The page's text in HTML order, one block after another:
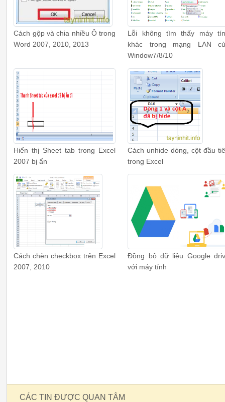
Cách gộp và chia nhiều Ô trong
Word 2007, 2010, 2013
Lỗi không tìm thấy máy
khác trong mạng LAN
Window7/8/10
Hiển thị Sheet tab trong Excel
2007 bị ẩn
Cách unhide dòng, cột đầu
trong Excel
Cách chèn checkbox trên Excel
2007, 2010
Đồng bộ dữ liệu Google
với máy tính
CÁC TIN ĐƯỢC QUAN TÂM